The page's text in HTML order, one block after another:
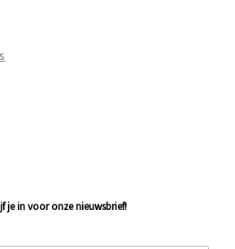
je in voor onze nieuwsbrief!